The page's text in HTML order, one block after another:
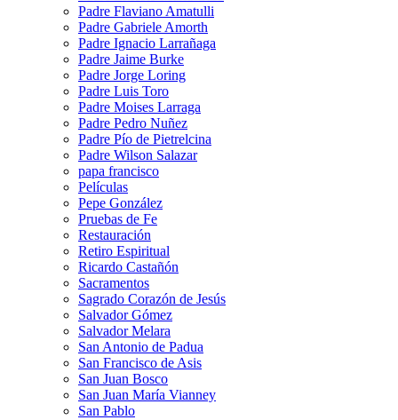
Padre Flaviano Amatulli
Padre Gabriele Amorth
Padre Ignacio Larrañaga
Padre Jaime Burke
Padre Jorge Loring
Padre Luis Toro
Padre Moises Larraga
Padre Pedro Nuñez
Padre Pío de Pietrelcina
Padre Wilson Salazar
papa francisco
Películas
Pepe González
Pruebas de Fe
Restauración
Retiro Espiritual
Ricardo Castañón
Sacramentos
Sagrado Corazón de Jesús
Salvador Gómez
Salvador Melara
San Antonio de Padua
San Francisco de Asis
San Juan Bosco
San Juan María Vianney
San Pablo